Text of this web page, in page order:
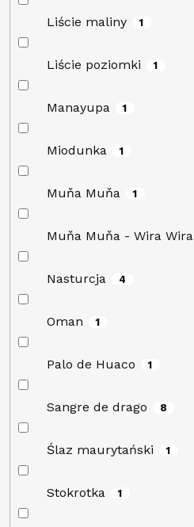
Liście maliny 1
Liście poziomki 1
Manayupa 1
Miodunka 1
Muňa Muňa 1
Muňa Muňa - Wira Wira
Nasturcja 4
Oman 1
Palo de Huaco 1
Sangre de drago 8
Ślaz maurytański 1
Stokrotka 1